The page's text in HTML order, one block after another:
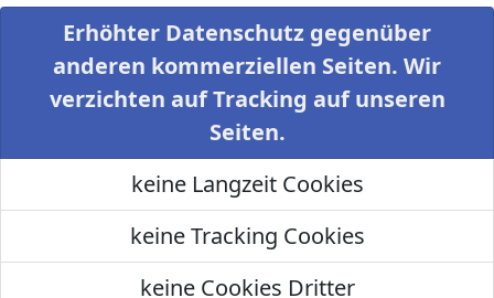
Erhöhter Datenschutz gegenüber
anderen kommerziellen Seiten. Wir
verzichten auf Tracking auf unseren
Seiten.
keine Langzeit Cookies
keine Tracking Cookies
keine Cookies Dritter